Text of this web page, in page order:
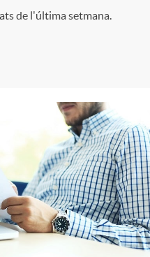
de l'última setmana.